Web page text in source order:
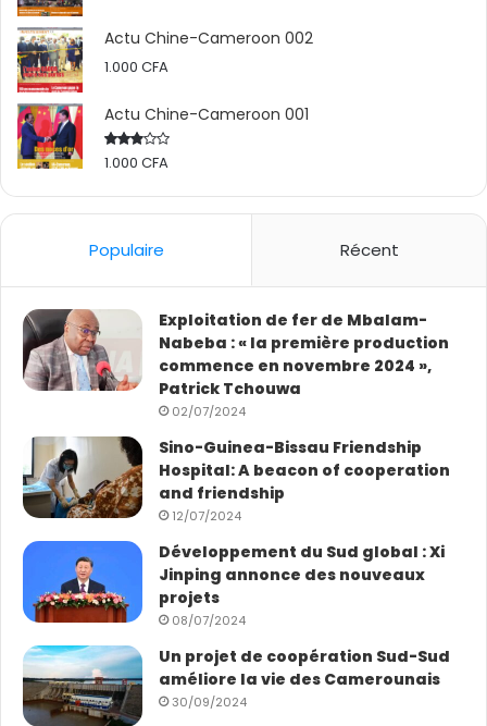
Actu Chine-Cameroon 002
1.000 CFA
Actu Chine-Cameroon 001
Rated
of 5
1.000 CFA
Populaire Récent
Exploitation de fer de Mbalam-
Nabeba : « la première production
commence en novembre 2024 »,
Patrick Tchouwa
02/07/2024
Sino-Guinea-Bissau Friendship
Hospital: A beacon of cooperation
and friendship
12/07/2024
Développement du Sud global : Xi
Jinping annonce des nouveaux
projets
08/07/2024
Un projet de coopération Sud-Sud
améliore la vie des Camerounais
30/09/2024